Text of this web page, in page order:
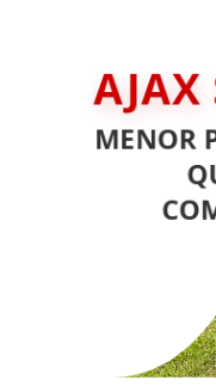
AJAX
MENOR